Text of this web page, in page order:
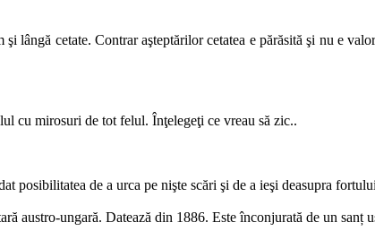
şi lângă cetate. Contrar aşteptărilor cetatea e părăsită şi nu e
cu mirosuri de tot felul. Înţelegeţi ce vreau să zic..
posibilitatea de a urca pe nişte scări şi de a ieşi deasupra
austro-ungară. Datează din 1886. Este înconjurată de un sanț